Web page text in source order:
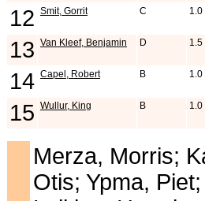
12 Smit, Gorrit C 1.0
13 Van Kleef, Benjamin D 1.5
14 Capel, Robert B 1.0
15 Wullur, King B 1.0
Merza, Morris;
Otis; Ypma,